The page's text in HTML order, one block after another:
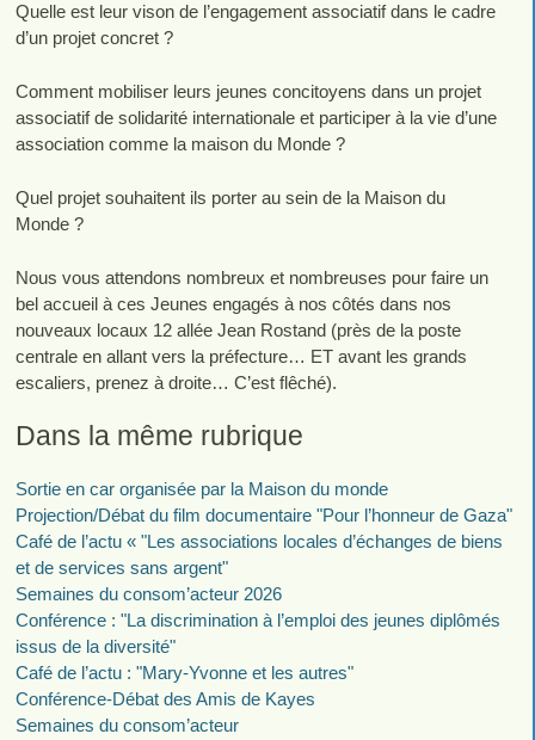
Quelle est leur vison de l’engagement associatif dans le cadre
d’un projet concret ?
Comment mobiliser leurs jeunes concitoyens dans un projet
associatif de solidarité internationale et participer à la vie d’une
association comme la maison du Monde ?
Quel projet souhaitent ils porter au sein de la Maison du
Monde ?
Nous vous attendons nombreux et nombreuses pour faire un
bel accueil à ces Jeunes engagés à nos côtés dans nos
nouveaux locaux 12 allée Jean Rostand (près de la poste
centrale en allant vers la préfecture… ET avant les grands
escaliers, prenez à droite… C’est flêché).
Dans la même rubrique
Sortie en car organisée par la Maison du monde
Projection/Débat du film documentaire "Pour l’honneur de Gaza"
Café de l’actu « "Les associations locales d’échanges de biens
et de services sans argent"
Semaines du consom’acteur 2026
Conférence : "La discrimination à l’emploi des jeunes diplômés
issus de la diversité"
Café de l’actu : "Mary-Yvonne et les autres"
Conférence-Débat des Amis de Kayes
Semaines du consom’acteur